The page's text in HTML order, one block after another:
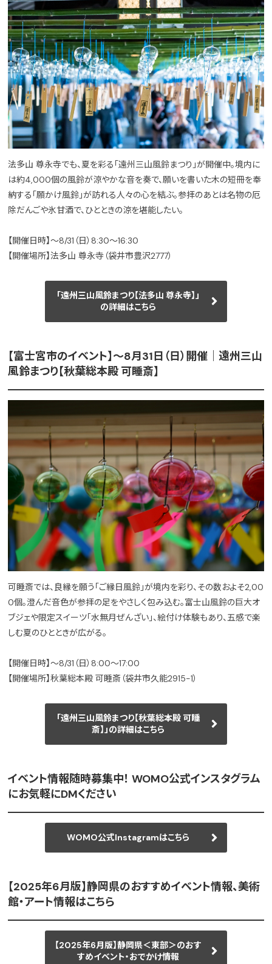
法多山 尊永寺でも、夏を彩る「遠州三山風鈴まつり」が開催中。境内に
は約4,000個の風鈴が涼やかな音を奏で、願いを書いた木の短冊を奉
納する「願かけ風鈴」が訪れる人々の心を結ぶ。参拝のあとは名物の厄
除だんごや氷甘酒で、ひとときの涼を堪能したい。
【開催日時】〜8/31（日）8:30〜16:30
【開催場所】法多山 尊永寺（袋井市豊沢2777）
「遠州三山風鈴まつり【法多山 尊永寺】」
の詳細はこちら
【富士宮市のイベント】〜8月31日（日）開催｜遠州三山
風鈴まつり【秋葉総本殿 可睡斎】
可睡斎では、良縁を願う「ご縁日風鈴」が境内を彩り、その数およそ2,00
0個。澄んだ音色が参拝の足をやさしく包み込む。富士山風鈴の巨大オ
ブジェや限定スイーツ「水無月ぜんざい」、絵付け体験もあり、五感で楽
しむ夏のひとときが広がる。
【開催日時】〜8/31（日）8:00〜17:00
【開催場所】秋葉総本殿 可睡斎（袋井市久能2915-1）
「遠州三山風鈴まつり【秋葉総本殿 可睡
斎】」の詳細はこちら
イベント情報随時募集中！ WOMO公式インスタグラム
にお気軽にDMください
WOMO公式Instagramはこちら
【2025年6月版】静岡県のおすすめイベント情報、美術
館・アート情報はこちら
【2025年6月版】静岡県＜東部＞のおす
すめイベント・おでかけ情報